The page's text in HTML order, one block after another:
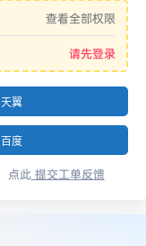
查看全部权限
请先登录
天翼
百度
点此提交工单反馈